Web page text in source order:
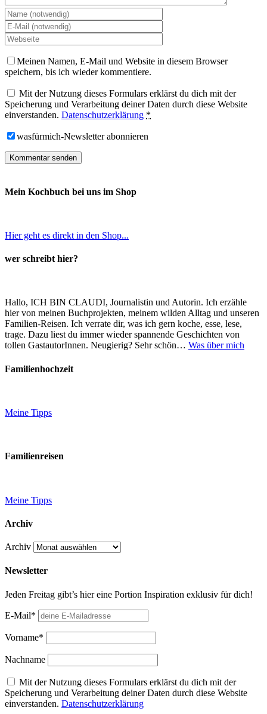
Meinen Namen, E-Mail und Website in diesem Browser
speichern, bis ich wieder kommentiere.
Mit der Nutzung dieses Formulars erklärst du dich mit der
Speicherung und Verarbeitung deiner Daten durch diese Website
einverstanden. Datenschutzerklärung *
wasfürmich-Newsletter abonnieren
Mein Kochbuch bei uns im Shop
Hier geht es direkt in den Shop...
wer schreibt hier?
Hallo, ICH BIN CLAUDI, Journalistin und Autorin. Ich erzähle
hier von meinen Buchprojekten, meinem wilden Alltag und unseren
Familien-Reisen. Ich verrate dir, was ich gern koche, esse, lese,
trage. Dazu liest du immer wieder spannende Geschichten von
tollen GastautorInnen. Neugierig? Sehr schön… Was über mich
Familienhochzeit
Meine Tipps
Familienreisen
Meine Tipps
Archiv
Archiv
Newsletter
Jeden Freitag gibt’s hier eine Portion Inspiration exklusiv für dich!
E-Mail*
Vorname*
Nachname
Mit der Nutzung dieses Formulars erklärst du dich mit der
Speicherung und Verarbeitung deiner Daten durch diese Website
einverstanden. Datenschutzerklärung